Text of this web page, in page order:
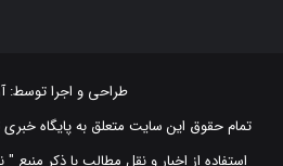
تمام حقوق این سایت متعلق به پایگاه